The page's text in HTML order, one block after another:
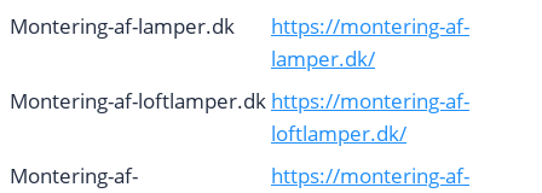
Montering-af-lamper.dk
https://montering-af-
lamper.dk/
Montering-af-loftlamper.dk https://montering-af-
loftlamper.dk/
Montering-af-
https://montering-af-